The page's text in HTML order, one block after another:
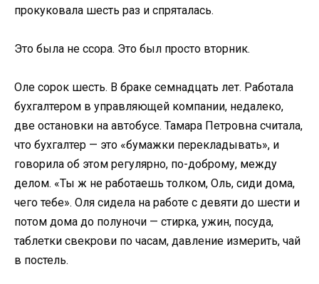
прокуковала шесть раз и спряталась.
Это была не ссора. Это был просто вторник.
Оле сорок шесть. В браке семнадцать лет. Работала
бухгалтером в управляющей компании, недалеко,
две остановки на автобусе. Тамара Петровна считала,
что бухгалтер — это «бумажки перекладывать», и
говорила об этом регулярно, по-доброму, между
делом. «Ты ж не работаешь толком, Оль, сиди дома,
чего тебе». Оля сидела на работе с девяти до шести и
потом дома до полуночи — стирка, ужин, посуда,
таблетки свекрови по часам, давление измерить, чай
в постель.